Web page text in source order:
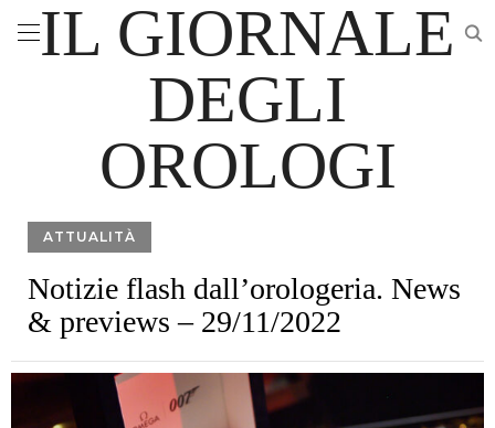
IL GIORNALE
DEGLI
OROLOGI
ATTUALITÀ
Notizie flash dall’orologeria. News
& previews – 29/11/2022